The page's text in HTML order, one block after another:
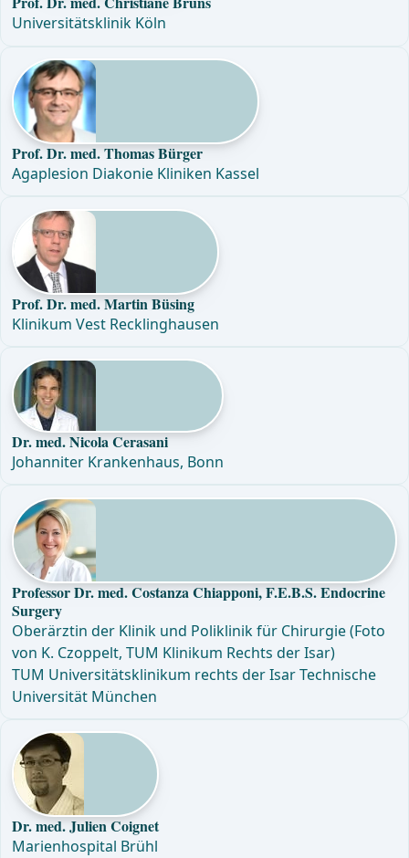
Universitätsklinik Köln
Prof. Dr. med. Thomas Bürger
Agaplesion Diakonie Kliniken Kassel
Prof. Dr. med. Martin Büsing
Klinikum Vest Recklinghausen
Dr. med. Nicola Cerasani
Johanniter Krankenhaus, Bonn
Professor Dr. med. Costanza Chiapponi, F.E.B.S. Endocrine
Surgery
Oberärztin der Klinik und Poliklinik für Chirurgie (Foto
von K. Czoppelt, TUM Klinikum Rechts der Isar)
TUM Universitätsklinikum rechts der Isar Technische
Universität München
Dr. med. Julien Coignet
Marienhospital Brühl